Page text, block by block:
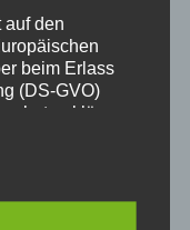
Ruhestand
Nachmittag
kühler Brisen
auf den
beim Erlass
(DS-GVO)
einfach
die verwendeten